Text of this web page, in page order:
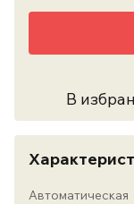
В
Автоматическая